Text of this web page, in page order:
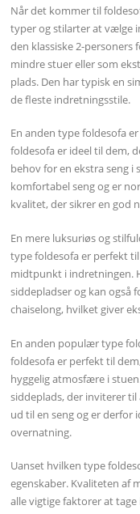
Når det kommer til
typer og stilarter at vælge
den klassiske 2-personers
mindre stuer eller som
plads. Den har typisk en
de fleste indretningsstile.
En anden type foldesofa
foldesofa er ideel til dem,
behov for en ekstra seng i
komfortabel seng og er
kvalitet, der sikrer en god
En mere luksuriøs og
type foldesofa er perfekt
midtpunkt i indretningen.
siddepladser og kan også
chaiselong, hvilket giver
En anden populær type
foldesofa er perfekt til
hyggelig atmosfære i
siddeplads, der inviterer til
ud til en seng og er derfor
overnatning.
Uanset hvilken type
egenskaber. Kvaliteten af
alle vigtige faktorer at